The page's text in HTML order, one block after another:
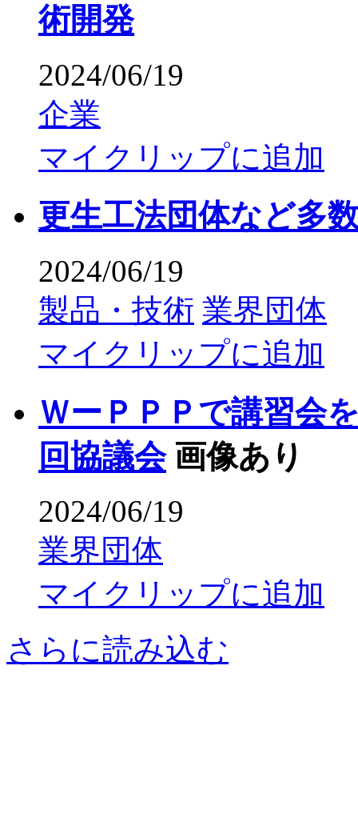
術開発
2024/06/19
企業
マイクリップに追加
更生工法団体など多
2024/06/19
製品・技術 業界団体
マイクリップに追加
ＷーＰＰＰで講習会
回協議会 画像あり
2024/06/19
業界団体
マイクリップに追加
さらに読み込む